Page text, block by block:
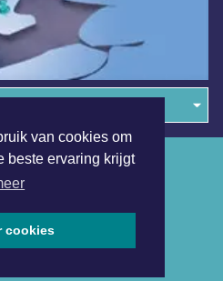
van cookies om
beste ervaring krijgt
cookies